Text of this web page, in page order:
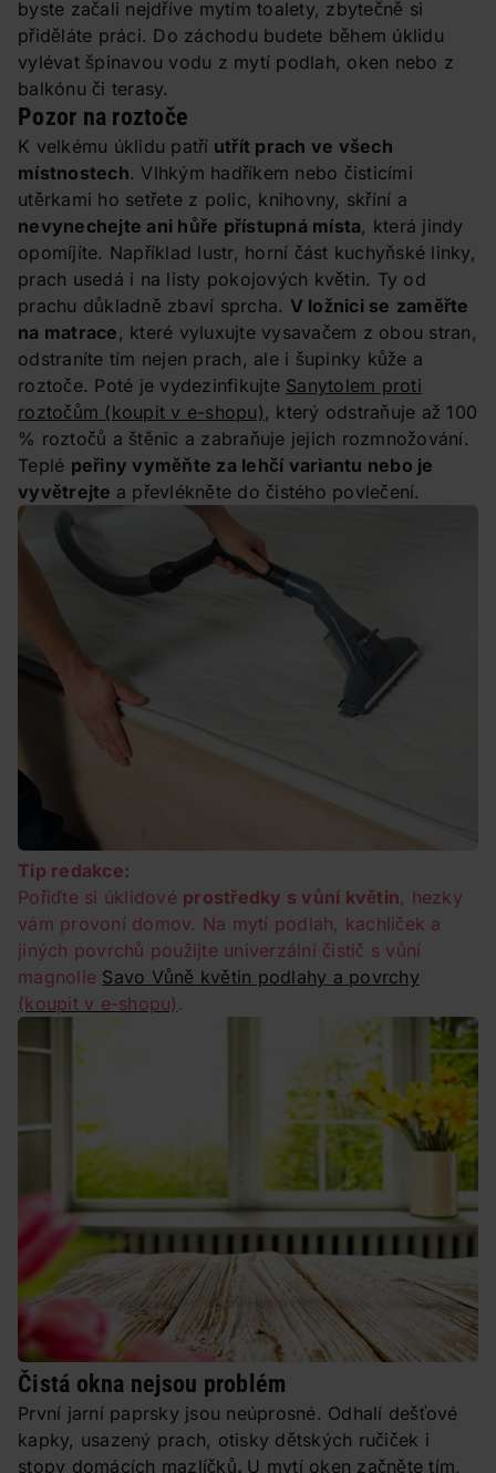
byste začali nejdříve mytím toalety, zbytečně si
přiděláte práci. Do záchodu budete během úklidu
vylévat špinavou vodu z mytí podlah, oken nebo z
balkónu či terasy.
Pozor na roztoče
K velkému úklidu patří utřít prach ve všech
místnostech. Vlhkým hadříkem nebo čisticími
utěrkami ho setřete z polic, knihovny, skříní a
nevynechejte ani hůře přístupná místa, která jindy
opomíjíte. Například lustr, horní část kuchyňské linky,
prach usedá i na listy pokojových květin. Ty od
prachu důkladně zbaví sprcha. V ložnici se zaměřte
na matrace, které vyluxujte vysavačem z obou stran,
odstraníte tím nejen prach, ale i šupinky kůže a
roztoče. Poté je vydezinfikujte Sanytolem proti
roztočům (koupit v e-shopu), který odstraňuje až 100
% roztočů a štěnic a zabraňuje jejich rozmnožování.
Teplé peřiny vyměňte za lehčí variantu nebo je
vyvětrejte a převlékněte do čistého povlečení.
Tip redakce:
Pořiďte si úklidové prostředky s vůní květin, hezky
vám provoní domov. Na mytí podlah, kachliček a
jiných povrchů použijte univerzální čistič s vůní
magnolie Savo Vůně květin podlahy a povrchy
(koupit v e-shopu) .
Čistá okna nejsou problém
První jarní paprsky jsou neúprosné. Odhalí dešťové
kapky, usazený prach, otisky dětských ručiček i
stopy domácích mazlíčků. U mytí oken začněte tím,